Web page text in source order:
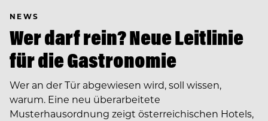
NEWS
Wer darf rein? Neue Leitlinie
für die Gastronomie
Wer an der Tür abgewiesen wird, soll wissen,
warum. Eine neu überarbeitete
Musterhausordnung zeigt österreichischen Hotels,